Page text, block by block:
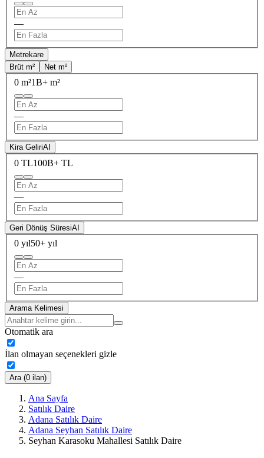
—
Metrekare
Brüt m²
Net m²
0 m²1B+ m²
—
Kira GeliriAI
0 TL100B+ TL
—
Geri Dönüş SüresiAI
0 yıl50+ yıl
—
Arama Kelimesi
Otomatik ara
İlan olmayan seçenekleri gizle
Ara (0 ilan)
Ana Sayfa
Satılık Daire
Adana Satılık Daire
Adana Seyhan Satılık Daire
Seyhan Karasoku Mahallesi Satılık Daire